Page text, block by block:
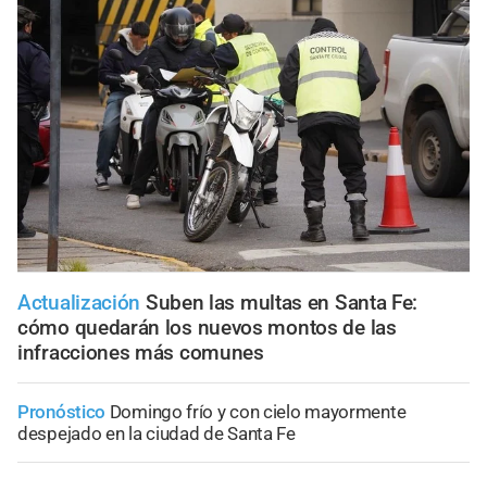
Actualización Suben las multas en Santa Fe:
cómo quedarán los nuevos montos de las
infracciones más comunes
Pronóstico Domingo frío y con cielo mayormente
despejado en la ciudad de Santa Fe